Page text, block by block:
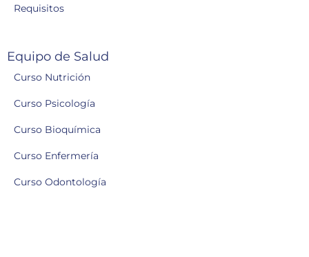
Requisitos
Equipo de Salud
Curso Nutrición
Curso Psicología
Curso Bioquímica
Curso Enfermería
Curso Odontología